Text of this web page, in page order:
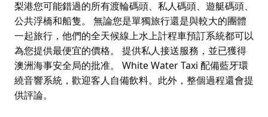
梨港您可能錯過的所有渡輪碼頭、私人碼頭、遊艇碼頭、
公共浮橋和船隻。 無論您是單獨旅行還是與較大的團體
一起旅行，他們的全天候線上水上計程車預訂系統都可以
為您提供最便宜的價格。 提供私人接送服務，並已獲得
澳洲海事安全局的批准。 White Water Taxi 配備藍牙環
繞音響系統，歡迎客人自備飲料。此外，整個過程還會提
供評論。